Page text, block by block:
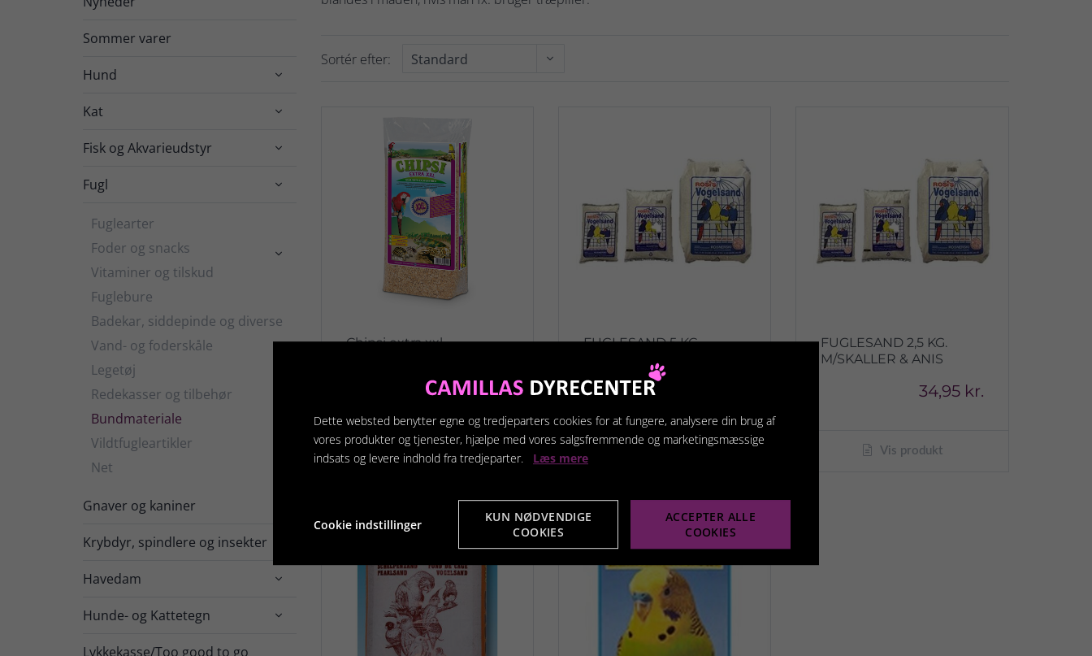
Sommer varer
Hund 
Kat 
Fisk og Akvarieudstyr 
Fugl 
Fuglearter
Foder og snacks

Vitaminer og tilskud
Fuglebure
Badekar, siddepinde og diverse
Vand- og foderskåle
Legetøj
Redekasser og tilbehør
Bundmateriale
Vildtfugleartikler
Net
Gnaver og kaniner
Krybdyr, spindlere og insekter
Havedam 
Hunde- og Kattetegn 
Lykkekasse/Too good to go
Sortér efter:
Chipsi extra xxl
299,95 kr.
Vis produkt
FUGLESAND 5 KG.
M/SKALLER & ANIS
FUGLESAND 2,5 KG.
M/SKALLER & ANIS
34,95 kr.
Vis produkt
Dette websted benytter egne og tredjeparters cookies for at fungere, analysere din brug af
vores produkter og tjenester, hjælpe med vores salgsfremmende og marketingsmæssige
indsats og levere indhold fra tredjeparter. Læs mere
Cookie indstillinger
KUN NØDVENDIGE
COOKIES
ACCEPTER ALLE
COOKIES